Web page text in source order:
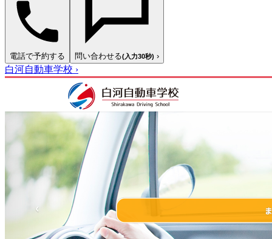
電話で予約する 問い合わせる(入力30秒) ›
白河自動車学校 ›